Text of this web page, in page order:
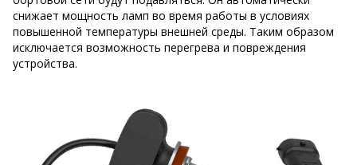
снижает мощность ламп во время работы в условиях
повышенной температуры внешней среды. Таким образом
исключается возможность перегрева и повреждения
устройства.